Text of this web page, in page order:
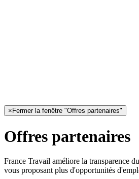
× Fermer la fenêtre "Offres partenaires"
Offres partenaires
France Travail améliore la transparence
vous proposant plus d'opportunités